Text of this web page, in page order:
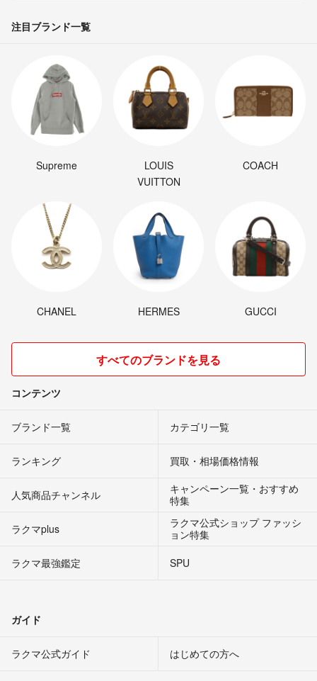
注目ブランド一覧
Supreme
LOUIS
VUITTON
COACH
CHANEL HERMES GUCCI
すべてのブランドを見る
コンテンツ
ブランド一覧 カテゴリ一覧
ランキング 買取・相場価格情報
人気商品チャンネル
キャンペーン一覧・おすすめ
特集
ラクマplus
ラクマ公式ショップ ファッシ
ョン特集
ラクマ最強鑑定
SPU
ガイド
ラクマ公式ガイド はじめての方へ